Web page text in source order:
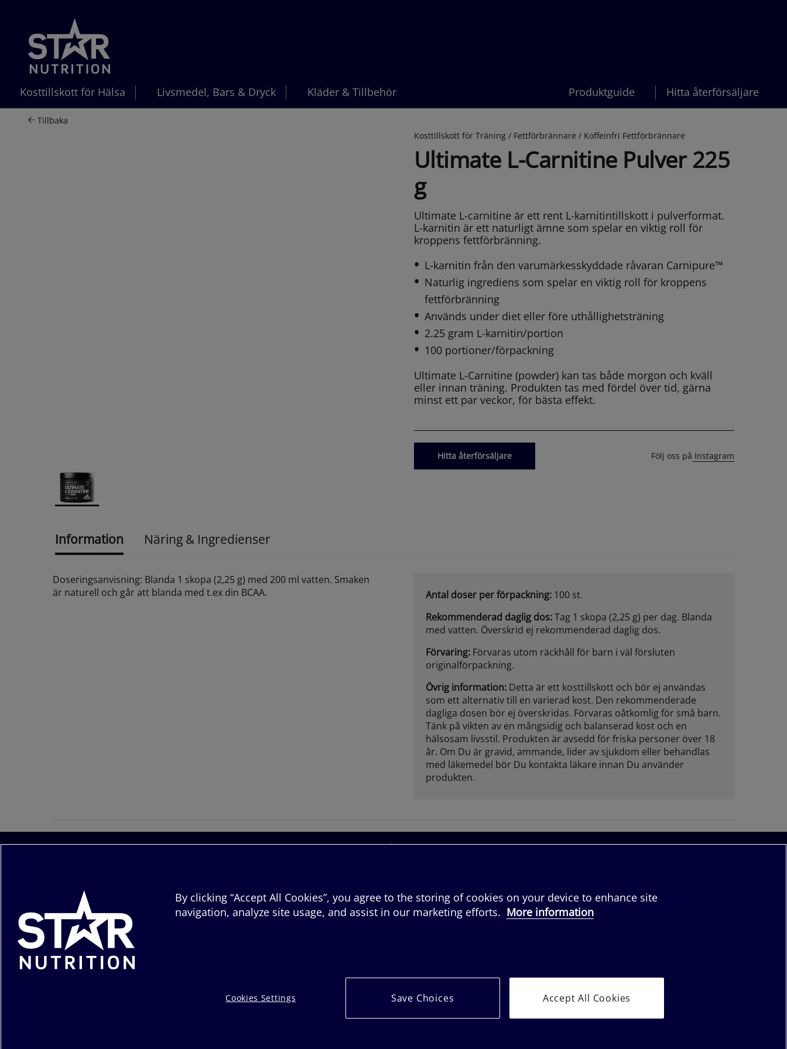
Kosttillskott för Hälsa Livsmedel, Bars & Dryck Kläder & Tillbehör Produktguide Hitta återförsäljare
Tillbaka
Kosttillskott för Träning / Fettförbrännare / Koffeinfri Fettförbrännare
Ultimate L-Carnitine Pulver 225
g
Ultimate L-carnitine är ett rent L-karnitintillskott i pulverformat.
L-karnitin är ett naturligt ämne som spelar en viktig roll för
kroppens fettförbränning.
L-karnitin från den varumärkesskyddade råvaran Carnipure™
Naturlig ingrediens som spelar en viktig roll för kroppens
fettförbränning
Används under diet eller före uthållighetsträning
2.25 gram L-karnitin/portion
100 portioner/förpackning
Ultimate L-Carnitine (powder) kan tas både morgon och kväll
eller innan träning. Produkten tas med fördel över tid, gärna
minst ett par veckor, för bästa effekt.
Hitta återförsäljare Följ oss på Instagram
Information Näring & Ingredienser
Doseringsanvisning: Blanda 1 skopa (2,25 g) med 200 ml vatten. Smaken
är naturell och går att blanda med t.ex din BCAA.
Antal doser per förpackning: 100 st.
Rekommenderad daglig dos:Tag 1 skopa (2,25 g) per dag. Blanda
med vatten. Överskrid ej rekommenderad daglig dos.
Förvaring:Förvaras utom räckhåll för barn i väl försluten
originalförpackning.
Övrig information: Detta är ett kosttillskott och bör ej användas
som ett alternativ till en varierad kost. Den rekommenderade
dagliga dosen bör ej överskridas. Förvaras oåtkomlig för små barn.
Tänk på vikten av en mångsidig och balanserad kost och en
hälsosam livsstil. Produkten är avsedd för friska personer över 18
år. Om Du är gravid, ammande, lider av sjukdom eller behandlas
med läkemedel bör Du kontakta läkare innan Du använder
produkten.
Sitemap
By clicking “Accept All Cookies”, you agree to the storing of cookies on your device to enhance site
navigation, analyze site usage, and assist in our marketing efforts. More information
Cookies Settings Save Choices Accept All Cookies